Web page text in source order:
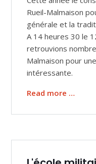
Rueil-Malmaison
générale et la
A 14 heures 30 le
retrouvions
Malmaison pour
intéressante.
Read more …